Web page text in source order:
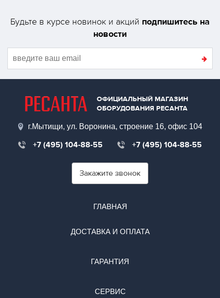
Будьте в курсе новинок и акций подпишитесь на
новости
ОФИЦИАЛЬНЫЙ МАГАЗИН
ОБОРУДОВАНИЯ РЕСАНТА
г.Мытищи, ул. Воронина, строение 16, офис 104
+7 (495) 104-88-55 +7 (495) 104-88-55
Закажите звонок
ГЛАВНАЯ
ДОСТАВКА И ОПЛАТА
ГАРАНТИЯ
СЕРВИС